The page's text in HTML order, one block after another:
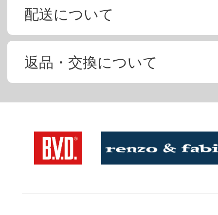
配送について
返品・交換について